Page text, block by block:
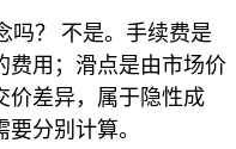
吗？ 不是。手续费是
费用；滑点是由市场价
价差异，属于隐性成
分别计算。